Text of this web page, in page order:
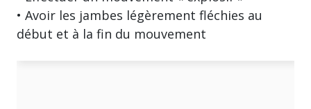
• Avoir les jambes légèrement fléchies au
début et à la fin du mouvement